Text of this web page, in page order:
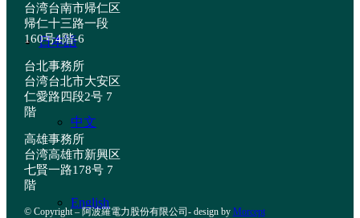
日本語
中文
English
台湾台南市帰仁区
帰仁十三路一段
160号4階-6
台北事務所
台湾台北市大安区
仁愛路四段2号 7
階
高雄事務所
台湾高雄市新興区
七賢一路178号 7
階
© Copyright – 阿波羅電力股份有限公司- design by Morcept